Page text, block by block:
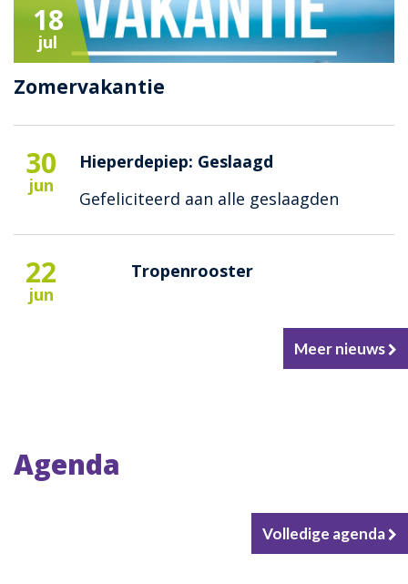
18
jul
Zomervakantie
30
jun
Hieperdepiep: Geslaagd
Gefeliciteerd aan alle geslaagden
22
jun
Tropenrooster
Meer nieuws
Agenda
Volledige agenda